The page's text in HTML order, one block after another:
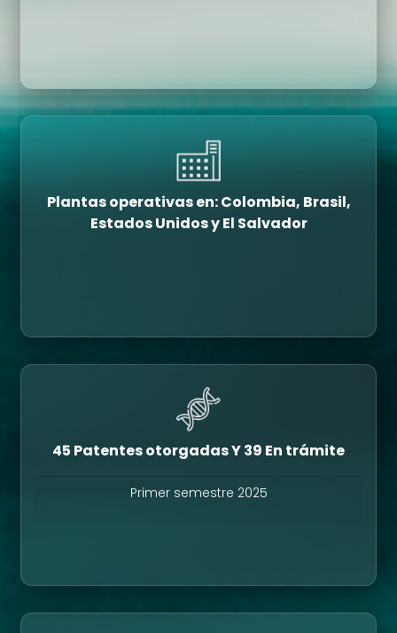
Plantas operativas en: Colombia, Brasil,
Estados Unidos y El Salvador
45 Patentes otorgadas Y 39 En trámite
Primer semestre 2025